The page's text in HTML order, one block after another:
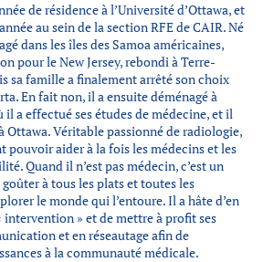
de résidence à l’Université d’Ottawa, et
au sein de la section RFE de CAIR. Né
dans les îles des Samoa américaines,
pour le New Jersey, rebondi à Terre-
sa famille a finalement arrêté son choix
En fait non, il a ensuite déménagé à
a effectué ses études de médecine, et il
Ottawa. Véritable passionné de radiologie,
aider à la fois les médecins et les
Quand il n’est pas médecin, c’est un
à tous les plats et toutes les
le monde qui l’entoure. Il a hâte d’en
intervention » et de mettre à profit ses
et en réseautage afin de
à la communauté médicale.